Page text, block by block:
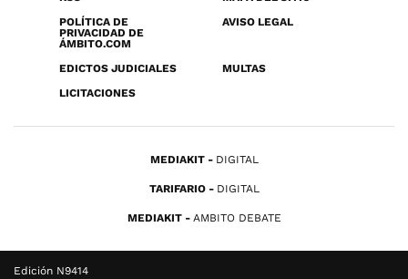
POLÍTICA DE
PRIVACIDAD DE
ÁMBITO.COM
AVISO LEGAL
EDICTOS JUDICIALES
MULTAS
LICITACIONES
MEDIAKIT DIGITAL
TARIFARIO DIGITAL
MEDIAKIT AMBITO DEBATE
Edición N9414